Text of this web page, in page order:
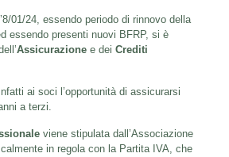
01/24, essendo periodo di rinnovo della
essendo presenti nuovi BFRP, si è
Assicurazionee dei Crediti
ai soci l’opportunità di assicurarsi
a terzi.
viene stipulata dall’Associazione
in regola con la Partita IVA, che